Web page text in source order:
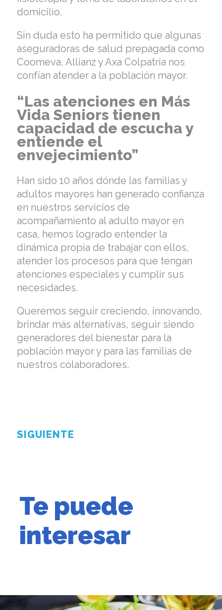
domicilio.
Sin duda esto ha permitido que algunas
aseguradoras de salud prepagada como
Coomeva, Allianz y Axa Colpatria nos
confían atender a la población mayor.
“Las atenciones en Más
Vida Seniors tienen
capacidad de escucha y
entiende el
envejecimiento”
Han sido 10 años dónde las familias y
adultos mayores han generado confianza
en nuestros servicios de
acompañamiento al adulto mayor en
casa, hemos logrado entender la
dinámica propia de trabajar con ellos,
atender los procesos para que tengan
atenciones especiales y cumplir sus
necesidades.
Queremos seguir creciendo, innovando,
brindar más alternativas, seguir siendo
generadores del bienestar para la
población mayor y para las familias de
nuestros colaboradores.
SIGUIENTE
Te puede
interesar